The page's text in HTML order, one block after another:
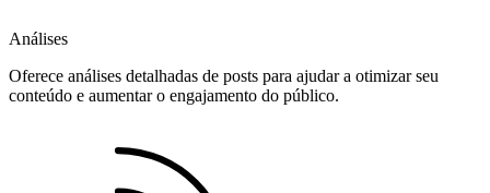
Análises
Oferece análises detalhadas de posts para ajudar a otimizar seu
conteúdo e aumentar o engajamento do público.